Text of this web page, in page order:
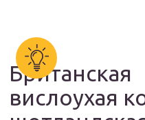
Британская
вислоухая